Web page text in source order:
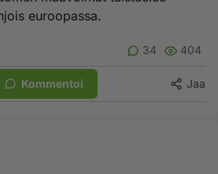
euroopassa.
34 404
Kommentoi Jaa